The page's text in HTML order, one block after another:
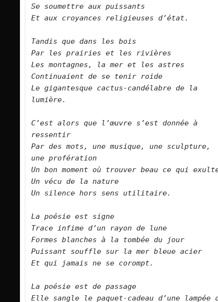
Se soumettre aux puissants
Et aux croyances religieuses d’état.
Tandis que dans les bois
Par les prairies et les rivières
Les montagnes, la mer et les astres
Continuaient de se tenir roide
Le gigantesque cactus-candélabre de la
lumière.
C’est alors que l’œuvre s’est donnée à
ressentir
Par des mots, une musique, une sculpture,
une profération
Un bon moment où trouver beau ce qui
Un vécu de la nature
Un silence hors sens utilitaire.
La poésie est signe
Trace infime d’un rayon de lune
Formes blanches à la tombée du jour
Puissant souffle sur la mer bleue acier
Et qui jamais ne se corompt.
La poésie est de passage
Elle sangle le paquet-cadeau d’une lampée